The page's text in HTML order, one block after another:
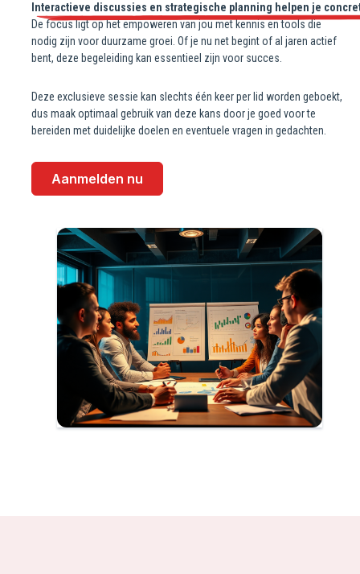
Interactieve discussies en strategische planning helpen je
De focus ligt op het empoweren van jou met kennis en tools die
nodig zijn voor duurzame groei. Of je nu net begint of al jaren actief
bent, deze begeleiding kan essentieel zijn voor succes.
Deze exclusieve sessie kan slechts één keer per lid worden geboekt,
dus maak optimaal gebruik van deze kans door je goed voor te
bereiden met duidelijke doelen en eventuele vragen in gedachten.
Aanmelden nu